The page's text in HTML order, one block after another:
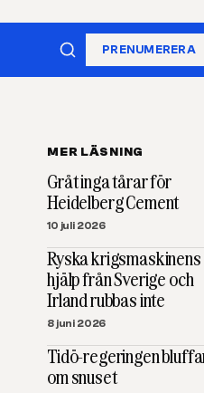
PRENUMERERA
MER LÄSNING
Gråt inga tårar för
Heidelberg Cement
10 juli 2026
Ryska krigsmaskinens
hjälp från Sverige och
Irland rubbas inte
8 juni 2026
Tidö-regeringen
om snuset